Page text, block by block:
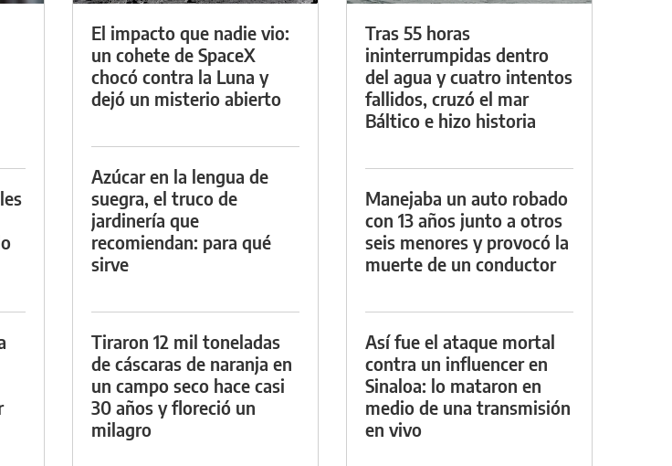
El impacto que nadie vio:
un cohete de SpaceX
chocó contra la Luna y
dejó un misterio abierto
Azúcar en la lengua de
suegra, el truco de
jardinería que
recomiendan: para qué
sirve
Tiraron 12 mil toneladas
de cáscaras de naranja en
un campo seco hace casi
30 años y floreció un
milagro
Tras 55 horas
ininterrumpidas dentro
del agua y cuatro intentos
fallidos, cruzó el mar
Báltico e hizo historia
Manejaba un auto robado
con 13 años junto a otros
seis menores y provocó la
muerte de un conductor
Así fue el ataque mortal
contra un influencer en
Sinaloa: lo mataron en
medio de una transmisión
en vivo